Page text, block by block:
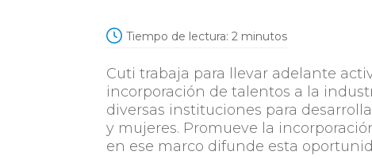
Tiempo de lectura: 2 minutos
Cuti trabaja para llevar adelante
incorporación de talentos a la
diversas instituciones para
y mujeres. Promueve la
en ese marco difunde esta